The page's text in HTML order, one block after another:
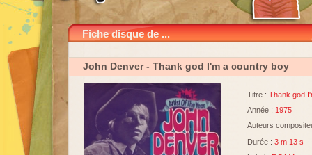
Fiche disque de ...
John Denver- Thank god I'm a country boy
Titre : Thank god
Année : 1975
Auteurs
Durée : 3 m 13 s